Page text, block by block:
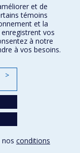
et de
témoins
et la
enregistrent vos
à notre
à vos besoins.
>
nos conditions